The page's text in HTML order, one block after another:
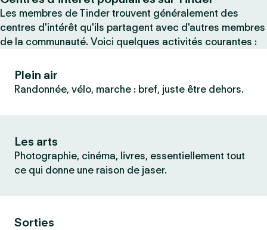
Les membres de Tinder trouvent généralement des
centres d'intérêt qu'ils partagent avec d'autres membres
de la communauté. Voici quelques activités courantes :
Plein air
Randonnée, vélo, marche : bref, juste être dehors.
Les arts
Photographie, cinéma, livres, essentiellement tout
ce qui donne une raison de jaser.
Sorties